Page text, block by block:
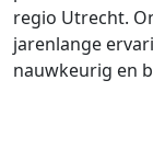
regio Utrecht.
jarenlange
nauwkeurig en